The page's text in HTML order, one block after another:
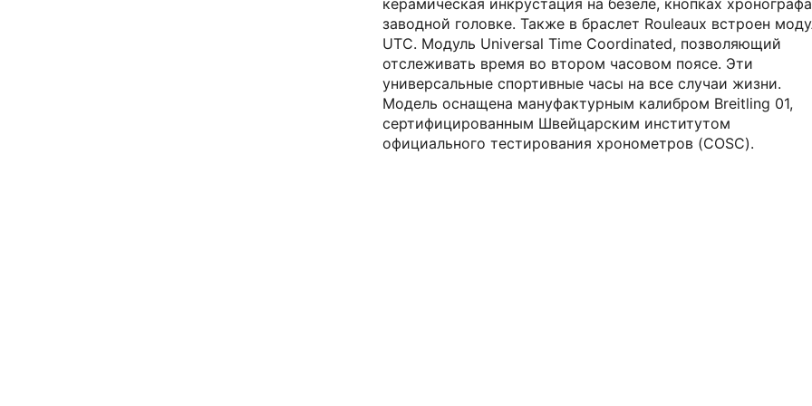
заводной головке. Также в браслет Rouleaux встроен
UTC. Модуль Universal Time Coordinated, позволяющий
отслеживать время во втором часовом поясе. Эти
универсальные спортивные часы на все случаи жизни.
Модель оснащена мануфактурным калибром Breitling 01,
сертифицированным Швейцарским институтом
официального тестирования хронометров (COSC).